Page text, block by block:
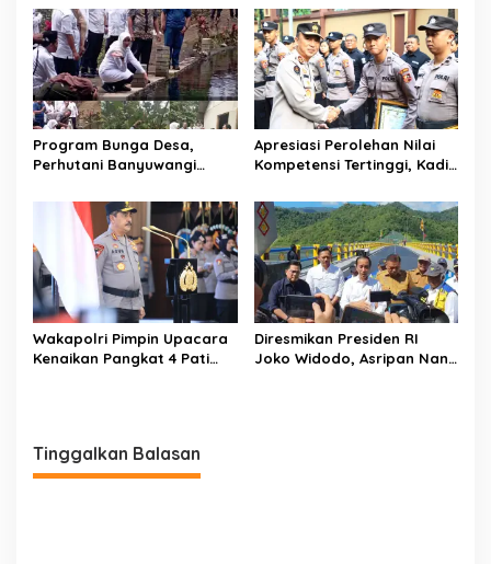
Menarik
Program Bunga Desa,
Perhutani Banyuwangi
Kunjungi Hutan RPH
Wonoasih BKPH Glenmore
Apresiasi Perolehan Nilai
Kompetensi Tertinggi, Kadiv
Bintara
Wakapolri Pimpin Upacara
Kenaikan Pangkat 4 Pati
Diresmikan Presiden RI
Joko Widodo, Asripan Nani
Tinggalkan Balasan